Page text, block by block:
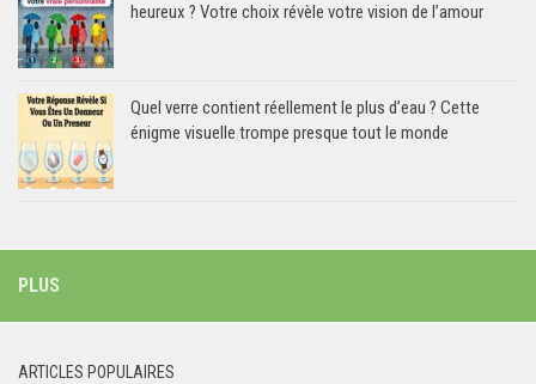
heureux ? Votre choix révèle votre vision de l’amour
Quel verre contient réellement le plus d’eau ? Cette
énigme visuelle trompe presque tout le monde
PLUS
ARTICLES POPULAIRES